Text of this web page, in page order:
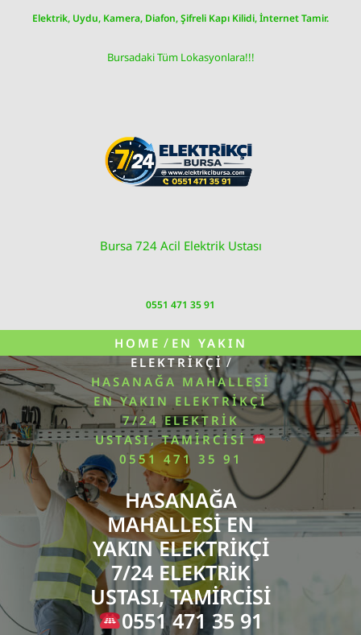
Elektrik, Uydu, Kamera, Diafon, Şifreli Kapı Kilidi, İnternet Tamir.
Bursadaki Tüm Lokasyonlara!!!
Bursa 724 Acil Elektrik Ustası
0551 471 35 91
HOME / EN YAKIN
ELEKTRIKÇI /
HASANAĞA MAHALLESI
EN YAKIN ELEKTRIKÇI
7/24 ELEKTRIK
USTASI, TAMIRCISI
0551 471 35 91
HASANAĞA
MAHALLESI EN
YAKIN ELEKTRIKÇI
7/24 ELEKTRIK
USTASI, TAMIRCISI
0551 471 35 91